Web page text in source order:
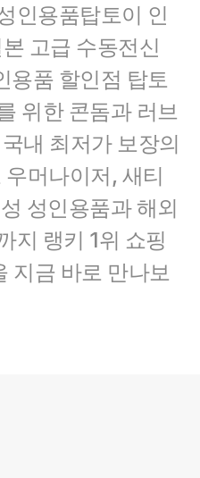
인용품탑토이 인
고급 수동전신
용품 할인점 탑토
위한 콘돔과 러브
내 최저가 보장의
머나이저, 새티
성인용품과 해외
지 랭키 1위 쇼핑
지금 바로 만나보